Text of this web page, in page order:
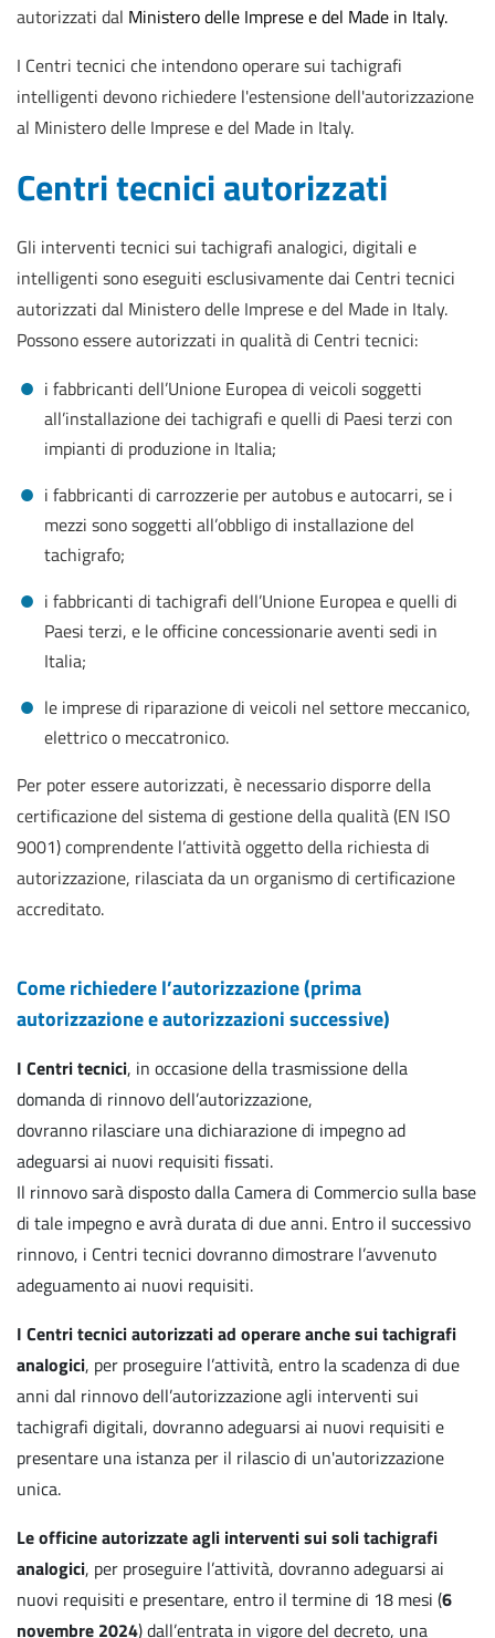
autorizzati dal Ministero delle Imprese e del Made in Italy.
I Centri tecnici che intendono operare sui tachigrafi
intelligenti devono richiedere l'estensione dell'autorizzazione
al Ministero delle Imprese e del Made in Italy.
Centri tecnici autorizzati
Gli interventi tecnici sui tachigrafi analogici, digitali e
intelligenti sono eseguiti esclusivamente dai Centri tecnici
autorizzati dal Ministero delle Imprese e del Made in Italy.
Possono essere autorizzati in qualità di Centri tecnici:
i fabbricanti dell’Unione Europea di veicoli soggetti
all’installazione dei tachigrafi e quelli di Paesi terzi con
impianti di produzione in Italia;
i fabbricanti di carrozzerie per autobus e autocarri, se i
mezzi sono soggetti all’obbligo di installazione del
tachigrafo;
i fabbricanti di tachigrafi dell’Unione Europea e quelli di
Paesi terzi, e le officine concessionarie aventi sedi in
Italia;
le imprese di riparazione di veicoli nel settore meccanico,
elettrico o meccatronico.
Per poter essere autorizzati, è necessario disporre della
certificazione del sistema di gestione della qualità (EN ISO
9001) comprendente l’attività oggetto della richiesta di
autorizzazione, rilasciata da un organismo di certificazione
accreditato.
Come richiedere l’autorizzazione (prima
autorizzazione e autorizzazioni successive)
I Centri tecnici, in occasione della trasmissione della
domanda di rinnovo dell’autorizzazione,
dovranno rilasciare una dichiarazione di impegno ad
adeguarsi ai nuovi requisiti fissati.
Il rinnovo sarà disposto dalla Camera di Commercio sulla base
di tale impegno e avrà durata di due anni. Entro il successivo
rinnovo, i Centri tecnici dovranno dimostrare l’avvenuto
adeguamento ai nuovi requisiti.
I Centri tecnici autorizzati ad operare anche sui tachigrafi
analogici, per proseguire l’attività, entro la scadenza di due
anni dal rinnovo dell’autorizzazione agli interventi sui
tachigrafi digitali, dovranno adeguarsi ai nuovi requisiti e
presentare una istanza per il rilascio di un'autorizzazione
unica.
Le officine autorizzate agli interventi sui soli tachigrafi
analogici, per proseguire l’attività, dovranno adeguarsi ai
nuovi requisiti e presentare, entro il termine di 18 mesi (6
novembre 2024) dall’entrata in vigore del decreto, una